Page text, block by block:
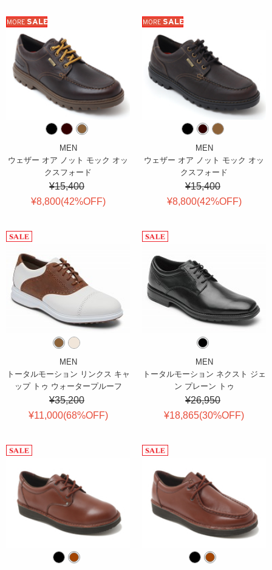
MORE SALE
MEN
ウェザー オア ノット モック オッ
クスフォード
¥15,400
¥8,800(42%OFF)
MORE SALE
MEN
ウェザー オア ノット モック オッ
クスフォード
¥15,400
¥8,800(42%OFF)
MEN
トータルモーション リンクス キャ
ップ トゥ ウォータープルーフ
¥35,200
¥11,000(68%OFF)
MEN
トータルモーション ネクスト ジェ
ン プレーン トゥ
¥26,950
¥18,865(30%OFF)